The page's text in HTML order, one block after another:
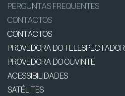
PERGUNTAS FREQUENTES
CONTACTOS
CONTACTOS
PROVEDORA DO TELESPECTADOR
PROVEDORA DO OUVINTE
ACESSIBILIDADES
SATÉLITES